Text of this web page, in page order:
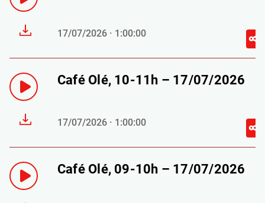
17/07/2026 · 1:00:00
Café Olé, 10-11h – 17/07/2026
17/07/2026 · 1:00:00
Café Olé, 09-10h – 17/07/2026